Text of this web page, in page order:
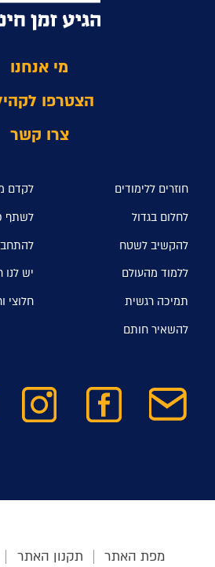
מי אנחנו
הצטרפו
צרו קשר
חוזרים ללימודים
לקדם
לחלום בגדול
לשתף
להקשיב לשטח
ללמוד מהעולם
יש לנו
תמיכה רגשית
חלוצי
להשאיר חותם
מפת האתר תקנון האתר